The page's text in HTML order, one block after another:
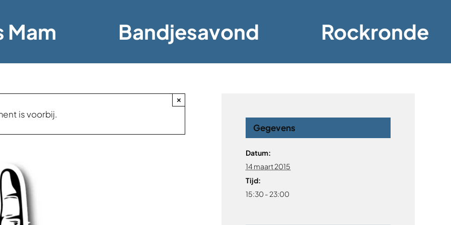
Mam Bandjesavond Rockronde
is voorbij.
×
Gegevens
Datum:
14 maart 2015
Tijd:
15:30 - 23:00